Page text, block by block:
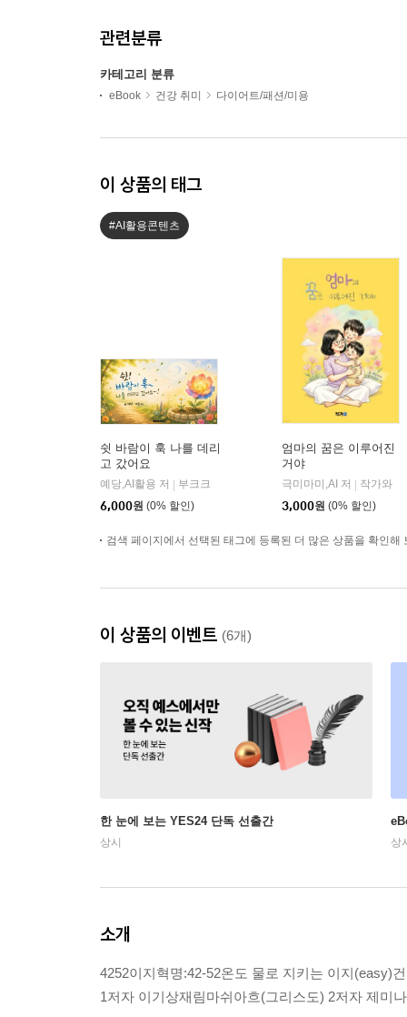
관련분류
카테고리 분류
eBook 건강 취미 다이어트/패션/미용
이 상품의 태그
#AI활용콘텐츠
쉿 바람이 훅 나를 데리
고 갔어요
예당,AI활용 저 | 부크크
6,000원 (0% 할인)
엄마의 꿈은 이루어진
거야
극미마미,AI 저 | 작가와
3,000원 (0% 할인)
검색 페이지에서 선택된 태그에 등록된 더 많은 상품을 확인해
이 상품의 이벤트 (6개)
한 눈에 보는 YES24 단독 선출간
상시 상
소개
4252이지혁명:42-52온도 물로 지키는 이지(easy)
1저자 이기상재림마쉬아흐(그리스도) 2저자 제미